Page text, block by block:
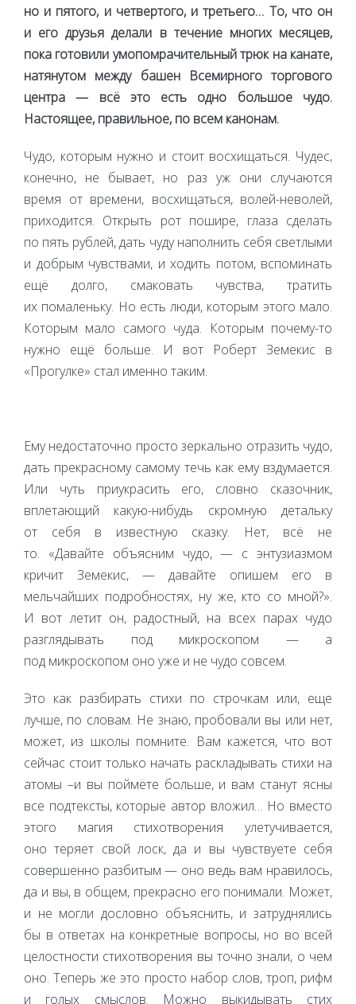
но и пятого, и четвертого, и третьего… То, что он
и его друзья делали в течение многих месяцев,
пока готовили умопомрачительный трюк на канате,
натянутом между башен Всемирного торгового
центра — всё это есть одно большое чудо.
Настоящее, правильное, по всем канонам.
Чудо, которым нужно и стоит восхищаться. Чудес,
конечно, не бывает, но раз уж они случаются
время от времени, восхищаться, волей-неволей,
приходится. Открыть рот пошире, глаза сделать
по пять рублей, дать чуду наполнить себя светлыми
и добрым чувствами, и ходить потом, вспоминать
ещё долго, смаковать чувства, тратить
их помаленьку. Но есть люди, которым этого мало.
Которым мало самого чуда. Которым почему-то
нужно ещё больше. И вот Роберт Земекис в
«Прогулке» стал именно таким.
Ему недостаточно просто зеркально отразить чудо,
дать прекрасному самому течь как ему вздумается.
Или чуть приукрасить его, словно сказочник,
вплетающий какую-нибудь скромную детальку
от себя в известную сказку. Нет, всё не
то. «Давайте объясним чудо, — с энтузиазмом
кричит Земекис, — давайте опишем его в
мельчайших подробностях, ну же, кто со мной?».
И вот летит он, радостный, на всех парах чудо
разглядывать под микроскопом — а
под микроскопом оно уже и не чудо совсем.
Это как разбирать стихи по строчкам или, еще
лучше, по словам. Не знаю, пробовали вы или нет,
может, из школы помните. Вам кажется, что вот
сейчас стоит только начать раскладывать стихи на
атомы –и вы поймёте больше, и вам станут ясны
все подтексты, которые автор вложил… Но вместо
этого магия стихотворения улетучивается,
оно теряет свой лоск, да и вы чувствуете себя
совершенно разбитым — оно ведь вам нравилось,
да и вы, в общем, прекрасно его понимали. Может,
и не могли дословно объяснить, и затруднялись
бы в ответах на конкретные вопросы, но во всей
целостности стихотворения вы точно знали, о чем
оно. Теперь же это просто набор слов, троп, рифм
и голых смыслов. Можно выкидывать стих